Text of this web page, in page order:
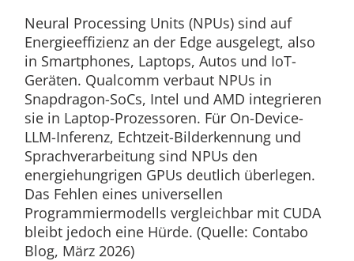
Neural Processing Units (NPUs) sind auf
Energieeffizienz an der Edge ausgelegt, also
in Smartphones, Laptops, Autos und IoT-
Geräten. Qualcomm verbaut NPUs in
Snapdragon-SoCs, Intel und AMD integrieren
sie in Laptop-Prozessoren. Für On-Device-
LLM-Inferenz, Echtzeit-Bilderkennung und
Sprachverarbeitung sind NPUs den
energiehungrigen GPUs deutlich überlegen.
Das Fehlen eines universellen
Programmiermodells vergleichbar mit CUDA
bleibt jedoch eine Hürde. (Quelle: Contabo
Blog, März 2026)